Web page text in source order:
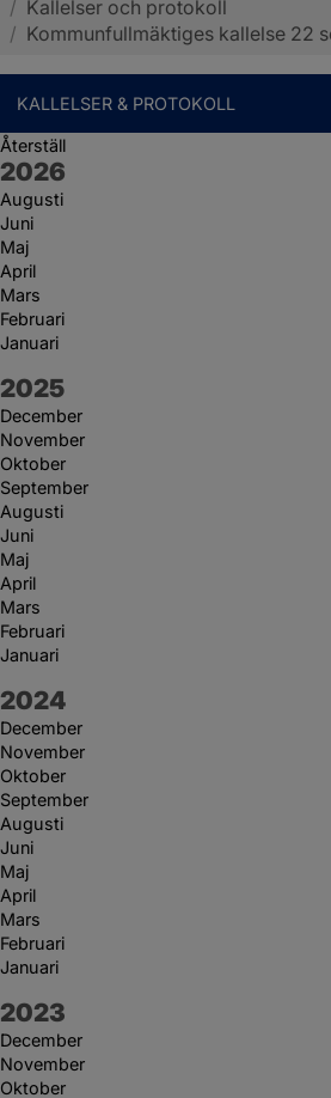
Sotenäs kommun
/ Kallelser och protokoll
/ Kommunfullmäktiges kallelse 22
KALLELSER & PROTOKOLL
Återställ
År:
2026
Augusti
Juni
Maj
April
Mars
Februari
Januari
År:
2025
December
November
Oktober
September
Augusti
Juni
Maj
April
Mars
Februari
Januari
År:
2024
December
November
Oktober
September
Augusti
Juni
Maj
April
Mars
Februari
Januari
År:
2023
December
November
Oktober